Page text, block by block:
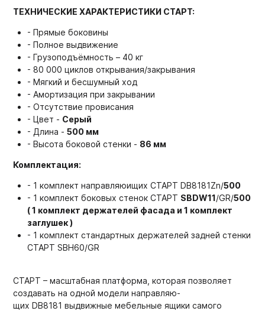
ТЕХНИЧЕСКИЕ ХАРАКТЕРИСТИКИ СТАРТ:
- Прямые боковины
- Полное выдвижение
- Грузоподъёмность – 40 кг
- 80 000 циклов открывания/закрывания
- Мягкий и бесшумный ход
- Амортизация при закрывании
- Отсутствие провисания
- Цвет - Серый
- Длина -500 мм
- Высота боковой стенки - 86 мм
Комплектация:
- 1 комплект направляюищих СТАРТ DB8181Zn/500
- 1 комплект боковых стенок СТАРТ SBDW11/GR/500
( 1 комплект держателей фасада и 1 комплект
заглушек )
- 1 комплект стандартных держателей задней стенки
СТАРТ SBH60/GR
СТАРТ – масштабная платформа, которая позволяет
создавать на одной модели направляю-
щих DB8181 выдвижные мебельные ящики самого